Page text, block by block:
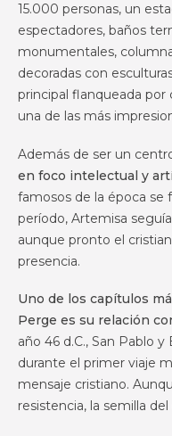
15.000 personas, un
espectadores, baños
monumentales,
decoradas con
principal flanqueada por
una de las más
Además de ser un
en foco intelectual y
famosos de la época se
período, Artemisa
aunque pronto el
presencia.
Uno de los capítulos
Perge es su relación
año 46 d.C., San Pablo
durante el primer viaje
mensaje cristiano.
resistencia, la semilla